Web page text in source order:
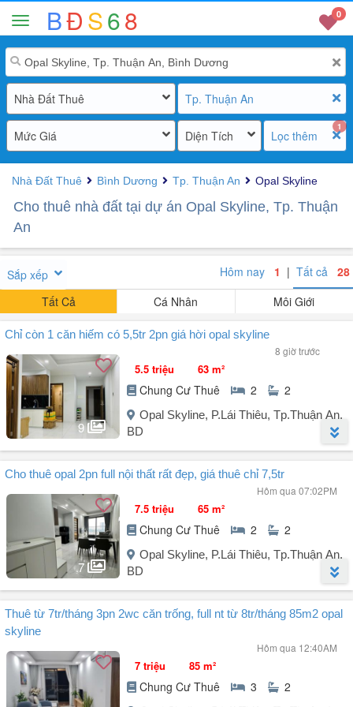
BĐS68 0
Nhà Đất Thuê Tp. Thuận An
Mức Giá Diện Tích
1
Lọc thêm
Nhà Đất Thuê Bình Dương Tp. Thuận An Opal Skyline
Cho thuê nhà đất tại dự án Opal Skyline, Tp. Thuận
An
Sắp xếp Hôm nay 1 | Tất cả 28
Tất Cả
Cá Nhân Môi Giới
Chỉ còn 1 căn hiếm có 5,5tr 2pn giá hời opal skyline
8 giờ trước
9
5.5 triệu 63 m²
Chung Cư Thuê 2 2
Opal Skyline, P.Lái Thiêu, Tp.Thuận An,
BD
Người đăng: Thủy
(7 tin đăng)
Căn này nhanh mới còn ạ - chủ nhà quá dễ thương cho thuê siêu rẻ
Căn hộ Opal Skyline - 11B Nguyễn Văn Tiết, Lái Thiêu
2PN - 2WC diện tích tới 68m2
Giá cho thuê : 5,5 triệu/tháng
Nhà trống, có bếp, có rèm
Khu này đang lên cực mạnh, tiện ích, dân cư đông nghẹt, chợ, ngân
Cho thuê opal 2pn full nội thất rất đẹp, giá thuê chỉ 7,5tr
Hôm qua 07:02PM
7
7.5 triệu 65 m²
Chung Cư Thuê 2 2
Opal Skyline, P.Lái Thiêu, Tp.Thuận An,
BD
Người đăng: Thủy
(7 tin đăng)
Cho thuê căn hộ Opal Skyline - Lái Thiêu, Thuận An
Tầng trung, luôn có gió rất mát
Giá thuê full nội thất 7,5tr
NT gồm: tivi, kệ tủ đầy đủ, 2 máy lạnh, bếp, máy giặt, sofa, bàn ăn 4
Thuê từ 7tr/tháng 3pn 2wc căn trống, full nt từ 8tr/tháng 85m2 opal
skyline
Hôm qua 12:40AM
7 triệu 85 m²
Chung Cư Thuê 3 2